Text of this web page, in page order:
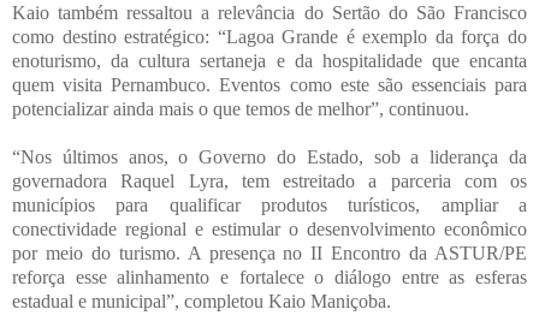
Kaio também ressaltou a relevância do Sertão do São Francisco
como destino estratégico: “Lagoa Grande é exemplo da força do
enoturismo, da cultura sertaneja e da hospitalidade que encanta
quem visita Pernambuco. Eventos como este são essenciais para
potencializar ainda mais o que temos de melhor”, continuou.
“Nos últimos anos, o Governo do Estado, sob a liderança da
governadora Raquel Lyra, tem estreitado a parceria com os
municípios para qualificar produtos turísticos, ampliar a
conectividade regional e estimular o desenvolvimento econômico
por meio do turismo. A presença no II Encontro da ASTUR/PE
reforça esse alinhamento e fortalece o diálogo entre as esferas
estadual e municipal”, completou Kaio Maniçoba.